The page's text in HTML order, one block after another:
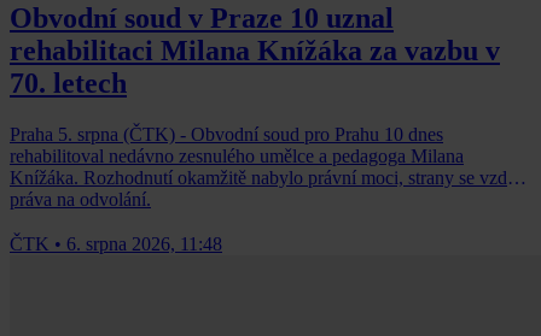
Obvodní soud v Praze 10 uznal
rehabilitaci Milana Knížáka za vazbu v
70. letech
Praha 5. srpna (ČTK) - Obvodní soud pro Prahu 10 dnes
rehabilitoval nedávno zesnulého umělce a pedagoga Milana
Knížáka. Rozhodnutí okamžitě nabylo právní moci, strany se vzdaly
práva na odvolání.
ČTK • 6. srpna 2026, 11:48